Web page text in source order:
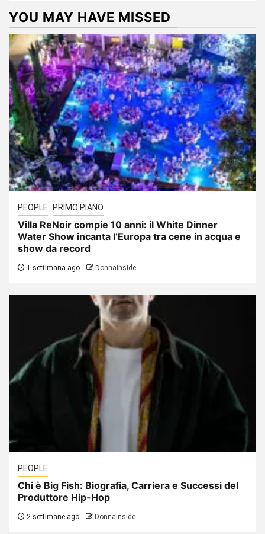
YOU MAY HAVE MISSED
PEOPLE PRIMO PIANO
Villa ReNoir compie 10 anni: il White Dinner
Water Show incanta l’Europa tra cene in acqua e
show da record
1 settimana ago Donnainside
PEOPLE
Chi è Big Fish: Biografia, Carriera e Successi del
Produttore Hip-Hop
2 settimane ago Donnainside